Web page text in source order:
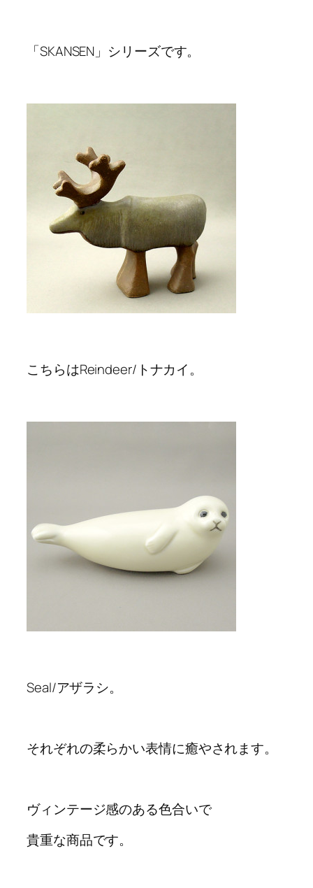
「SKANSEN」シリーズです。
こちらはReindeer/トナカイ。
Seal/アザラシ。
それぞれの柔らかい表情に癒やされます。
ヴィンテージ感のある色合いで
貴重な商品です。